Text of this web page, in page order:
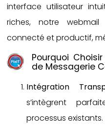
interface utilisateur
riches, notre
connecté et productif,
Pourquoi
de Messagerie
Intégration
s’intègrent
processus existants.